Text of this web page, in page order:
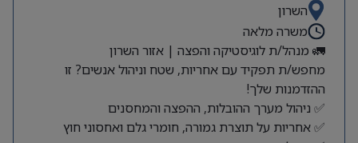
השרון
משרה מלאה
🚛 מנהל/ת לוגיסטיקה והפצה | אזור השרון
מחפש/ת תפקיד עם אחריות, שטח וניהול אנשים? זו
ההזדמנות שלך!
✅ ניהול מערך ההובלות, ההפצה והמחסנים
✅ אחריות על תוצרת גמורה, חומרי גלם ואחסוני חוץ